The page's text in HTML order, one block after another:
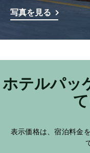
写真を見る
ホテルパッ
表示価格は、宿泊料金